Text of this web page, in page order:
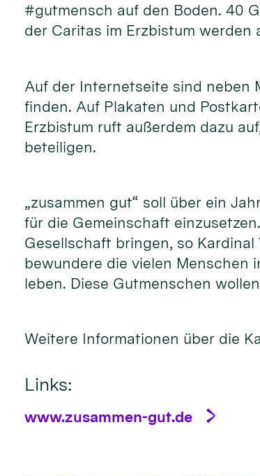
#gutmensch auf den Boden. 40
der Caritas im Erzbistum
Auf der Internetseite sind neben
finden. Auf Plakaten und
Erzbistum ruft außerdem dazu
beteiligen.
„zusammen gut“ soll über ein
für die Gemeinschaft
Gesellschaft bringen, so
bewundere die vielen Menschen
leben. Diese Gutmenschen
Weitere Informationen über die
Links:
www.zusammen-gut.de